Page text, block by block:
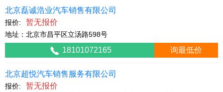
北京磊诚浩业汽车销售有限公司
报价: 暂无报价
地址：北京市昌平区立汤路598号
18101072165 询最低价
北京超悦汽车销售服务有限公司
报价: 暂无报价